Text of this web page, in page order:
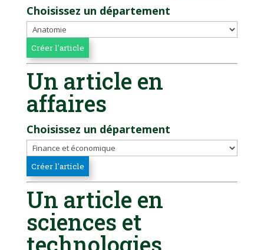
Choisissez un département
Un article en
affaires
Choisissez un département
Un article en
sciences et
technologies